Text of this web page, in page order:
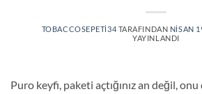
TOBACCOSEPETI34TARAFINDAN NISAN
YAYINLANDI
Puro keyfi, paketi açtığınız an değil,